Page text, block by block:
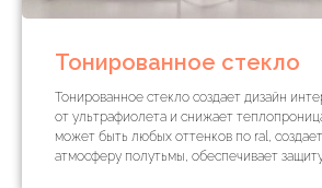
Тонированное стекло
Тонированное стекло создает дизайн
от ультрафиолета и снижает
может быть любых оттенков по ral,
атмосферу полутьмы, обеспечивает